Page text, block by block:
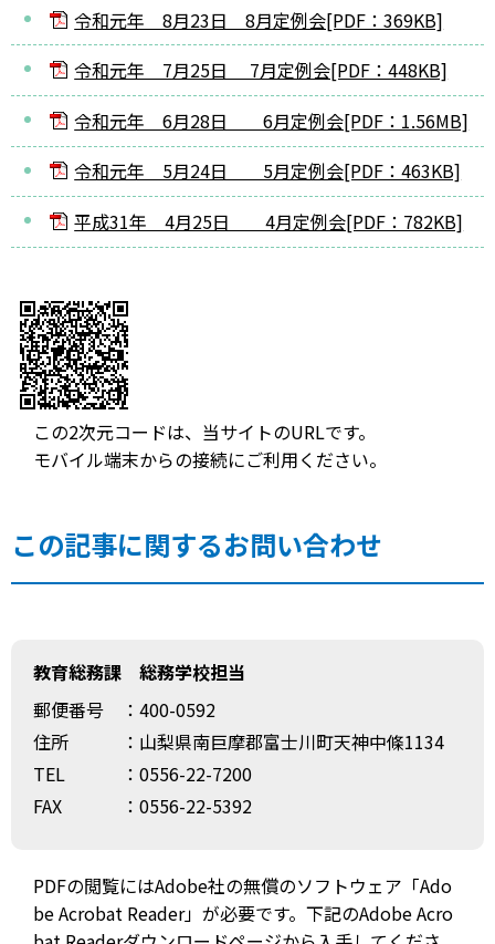
令和元年 8月23日 8月定例会[PDF：369KB]
令和元年 7月25日 7月定例会[PDF：448KB]
令和元年 6月28日 6月定例会[PDF：1.56MB]
令和元年 5月24日 5月定例会[PDF：463KB]
平成31年 4月25日 4月定例会[PDF：782KB]
この2次元コードは、当サイトのURLです。
モバイル端末からの接続にご利用ください。
この記事に関するお問い合わせ
教育総務課 総務学校担当
郵便番号
：400-0592
住所
：山梨県南巨摩郡富士川町天神中條1134
TEL
：0556-22-7200
FAX
：0556-22-5392
PDFの閲覧にはAdobe社の無償のソフトウェア「Ado
be Acrobat Reader」が必要です。下記のAdobe Acro